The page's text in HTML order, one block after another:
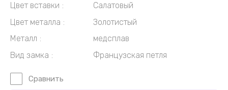
Цвет вставки
Салатовый
Цвет металла
Золотистый
Металл
медсплав
Вид замка
Французская петля
Сравнить